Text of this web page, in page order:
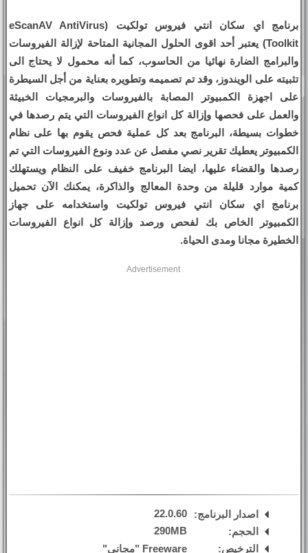
برنامج اي سكان انتي فيروس تولكيت (eScanAV AntiVirus
Toolkit) يعتبر أحد اقوى الحلول المجانية المتاحة لإزالة الفيروسات
والبرامج الضارة نهائيا من الحاسوب، كما أنه محمول لا يحتاج الى
تثبيته على الويندوز، وقد تم تصميمه وتطويره بعناية من أجل السيطرة
على اجهزة الكمبيوتر المصابة بالفيروسات والبرمجيات الخبيثة
والعمل على فحصها وإزالة كل انواع الفيروسات التي يتم رصدها في
خطوات بسيطة، البرنامج بعد كل عملية فحص يقوم بها على نظام
الكمبيوتر يعطيك تقرير نصي مفصل عن عدد ونوع الفيروسات التي تم
رصدها والقضاء عليها، ايضا البرنامج خفيف على النظام ويستهلك
كمية موارد قليلة من وحدة المعالج والذاكرة، يمكنك الآن تحميل
برنامج اي سكان انتي فيروس تولكيت واستخدامه على جهاز
الكمبيوتر الخاص بك لفحص ورصد وإزالة كل انواع الفيروسات
الخطيرة مجانا ومدى الحياة.
Advertisement
اصدار البرنامج:
22.0.60
الحجم:
290MB
الترخيص:
Freeware "مجاني"